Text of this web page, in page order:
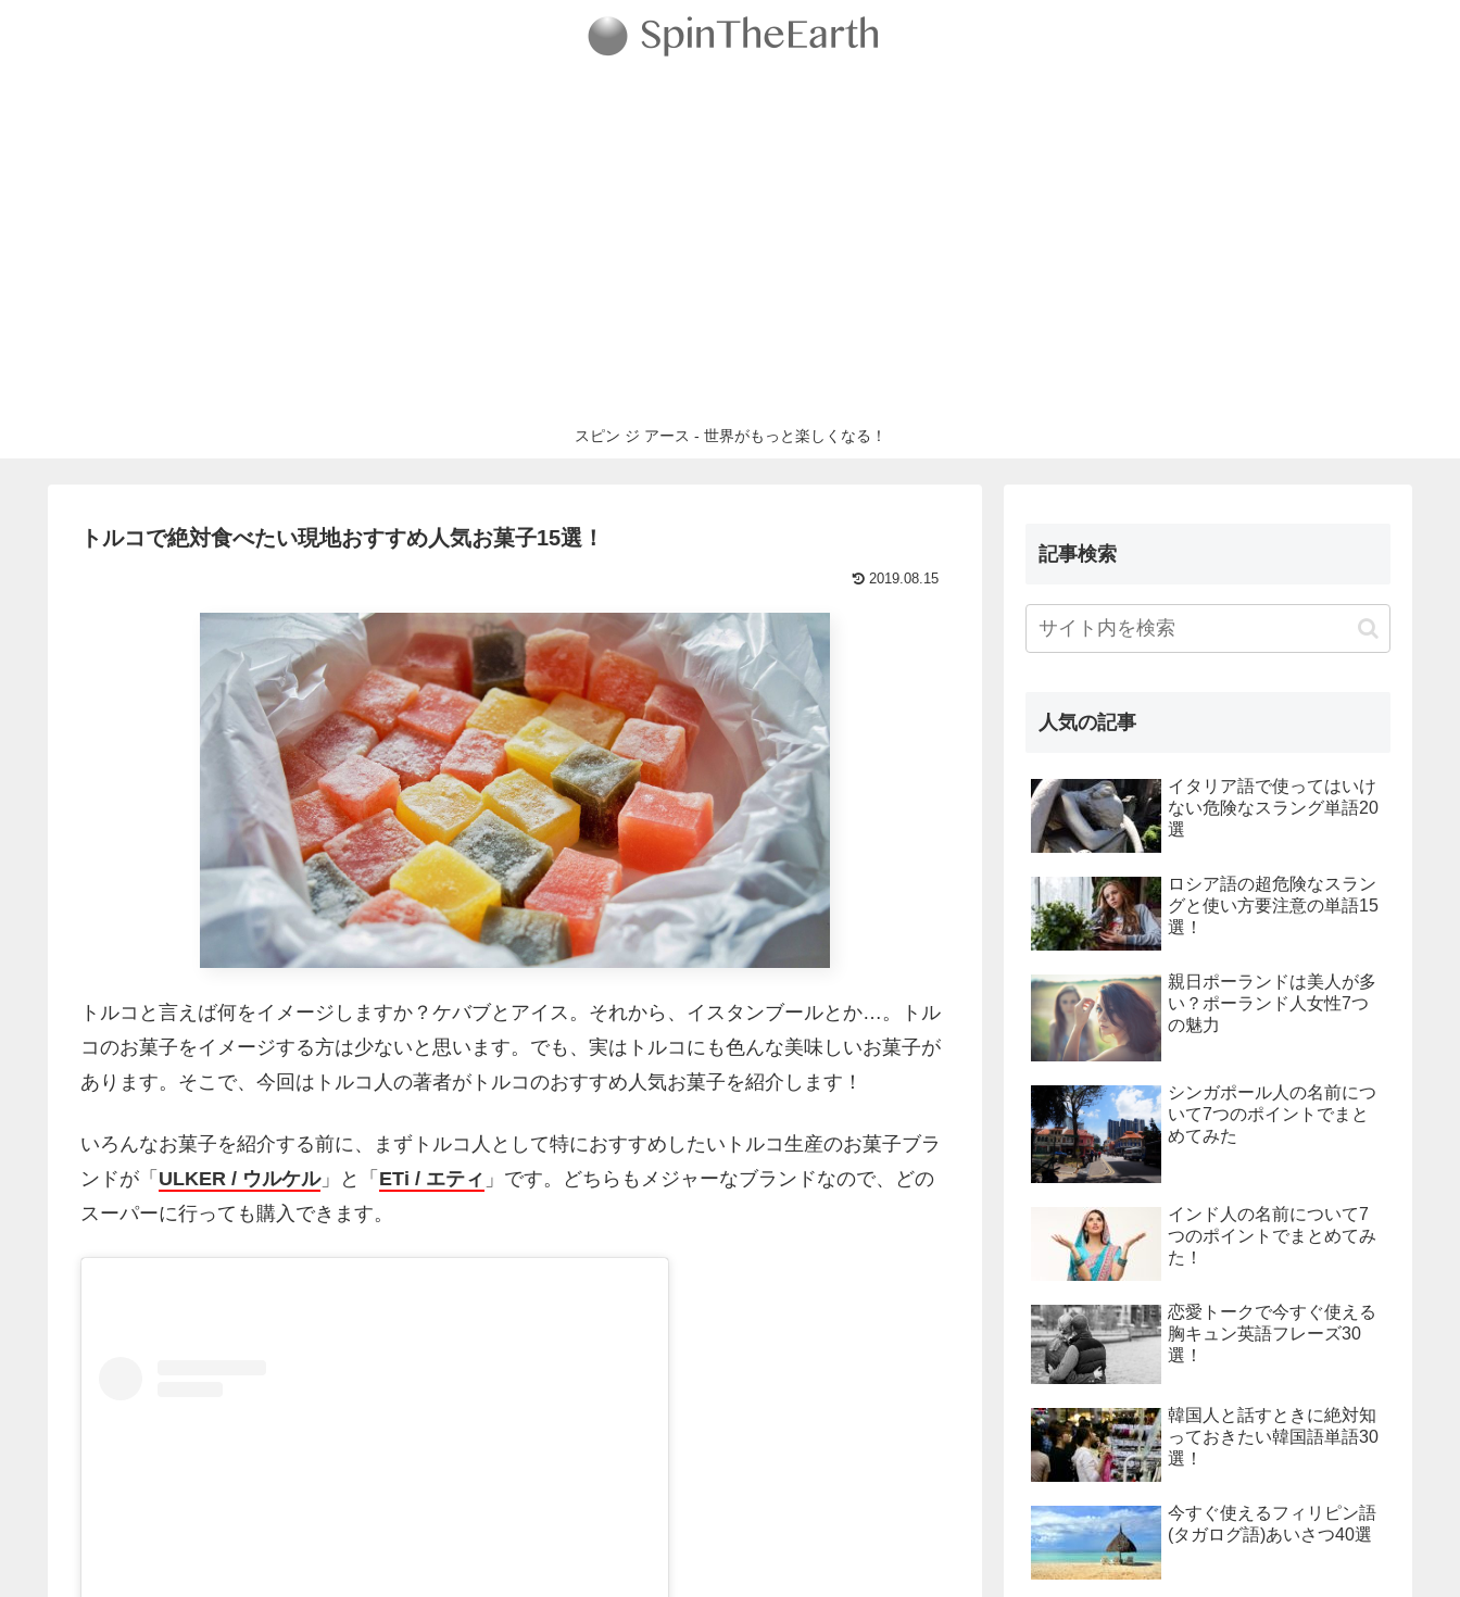
スピン ジ アース - 世界がもっと楽しくなる！
トルコで絶対食べたい現地おすすめ人気お菓子15選！
2019.08.15
トルコと言えば何をイメージしますか？ケバブとアイス。それから、イスタンブールとか…。トル
コのお菓子をイメージする方は少ないと思います。でも、実はトルコにも色んな美味しいお菓子が
あります。そこで、今回はトルコ人の著者がトルコのおすすめ人気お菓子を紹介します！
いろんなお菓子を紹介する前に、まずトルコ人として特におすすめしたいトルコ生産のお菓子ブラ
ンドが「 ULKER / ウルケル」と「 ETi / エティ 」です。どちらもメジャーなブランドなので、どの
スーパーに行っても購入できます。
記事検索
人気の記事
イタリア語で使ってはいけ
ない危険なスラング単語20
選
ロシア語の超危険なスラン
グと使い方要注意の単語15
選！
親日ポーランドは美人が多
い？ポーランド人女性7つ
の魅力
シンガポール人の名前につ
いて7つのポイントでまと
めてみた
インド人の名前について7
つのポイントでまとめてみ
た！
恋愛トークで今すぐ使える
胸キュン英語フレーズ30
選！
韓国人と話すときに絶対知
っておきたい韓国語単語30
選！
今すぐ使えるフィリピン語
(タガログ語)あいさつ40選